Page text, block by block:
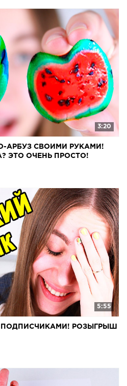
3:20
АРБУЗ СВОИМИ РУКАМИ!
ЭТО ОЧЕНЬ ПРОСТО!
5:55
РОЗЫГРЫШ